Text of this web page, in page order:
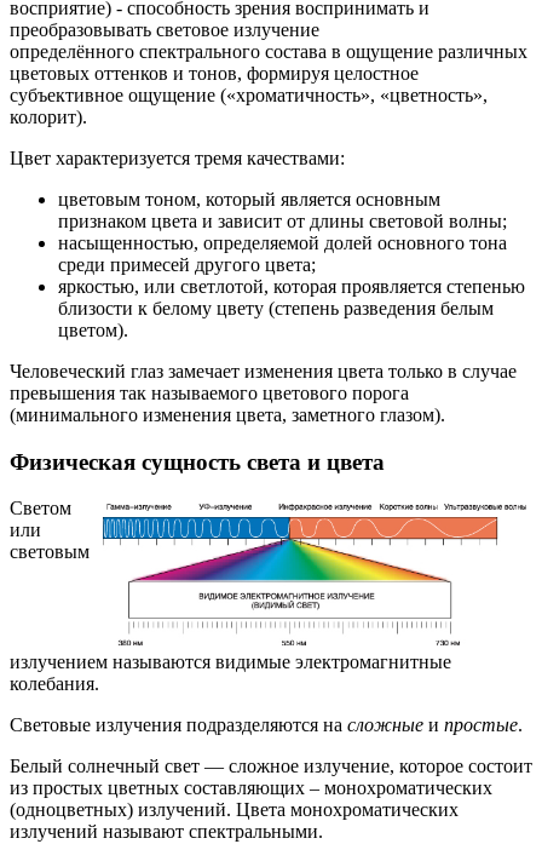
восприятие) - способность зрения воспринимать и
преобразовывать световое излучение
определённого спектрального состава в ощущение различных
цветовых оттенков и тонов, формируя целостное
субъективное ощущение («хроматичность», «цветность»,
колорит).
Цвет характеризуется тремя качествами:
цветовым тоном, который является основным
признаком цвета и зависит от длины световой волны;
насыщенностью, определяемой долей основного тона
среди примесей другого цвета;
яркостью, или светлотой, которая проявляется степенью
близости к белому цвету (степень разведения белым
цветом).
Человеческий глаз замечает изменения цвета только в случае
превышения так называемого цветового порога
(минимального изменения цвета, заметного глазом).
Физическая сущность света и цвета
Светом
или
световым
излучением называются видимые электромагнитные
колебания.
Световые излучения подразделяются на сложные и простые.
Белый солнечный свет — сложное излучение, которое состоит
из простых цветных составляющих – монохроматических
(одноцветных) излучений. Цвета монохроматических
излучений называют спектральными.